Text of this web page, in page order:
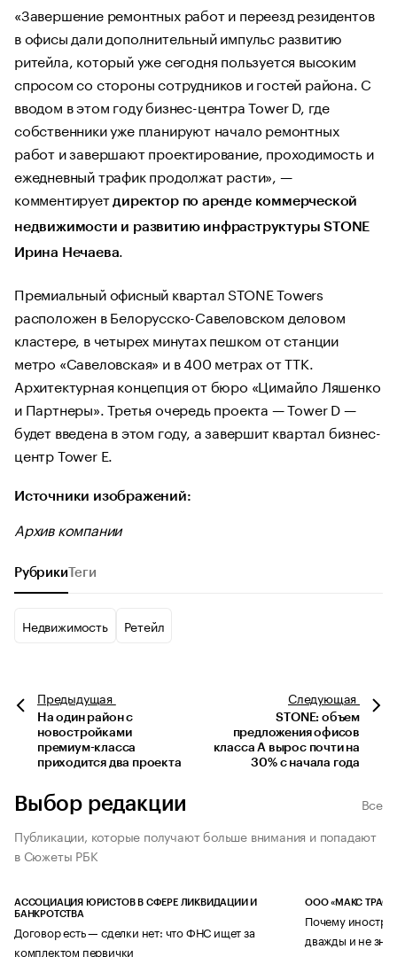
«Завершение ремонтных работ и переезд резидентов
в офисы дали дополнительный импульс развитию
ритейла, который уже сегодня пользуется высоким
спросом со стороны сотрудников и гостей района. С
вводом в этом году бизнес-центра Tower D, где
собственники уже планируют начало ремонтных
работ и завершают проектирование, проходимость и
ежедневный трафик продолжат расти», —
комментирует директор по аренде коммерческой
недвижимости и развитию инфраструктуры STONE
Ирина Нечаева.
Премиальный офисный квартал STONE Towers
расположен в Белорусско-Савеловском деловом
кластере, в четырех минутах пешком от станции
метро «Савеловская» и в 400 метрах от ТТК.
Архитектурная концепция от бюро «Цимайло Ляшенко
и Партнеры». Третья очередь проекта — Tower D —
будет введена в этом году, а завершит квартал бизнес-
центр Tower E.
Источники изображений:
Архив компании
Рубрики Теги
Недвижимость Ретейл
Предыдущая
На один район с
новостройками
премиум-класса
приходится два проекта
Следующая
STONE: объем
предложения офисов
класса А вырос почти на
30% с начала года
Выбор редакции
Все
Публикации, которые получают больше внимания и попадают
в Сюжеты РБК
АССОЦИАЦИЯ ЮРИСТОВ В СФЕРЕ ЛИКВИДАЦИИ И
БАНКРОТСТВА
Договор есть — сделки нет: что ФНС ищет за
комплектом первички
ООО «МАКС ТРАСТ»
Почему
дважды и не